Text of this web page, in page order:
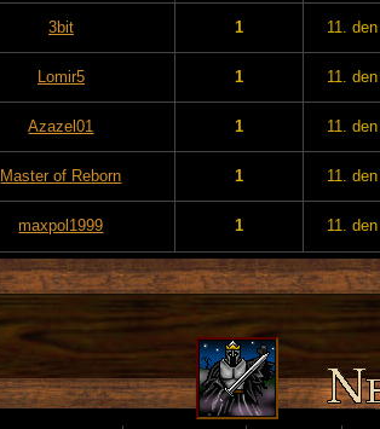
3bit 1 11. den
Lomir5 1 11. den
Azazel01 1 11. den
Master of Reborn 1 11. den
maxpol1999 1 11. den